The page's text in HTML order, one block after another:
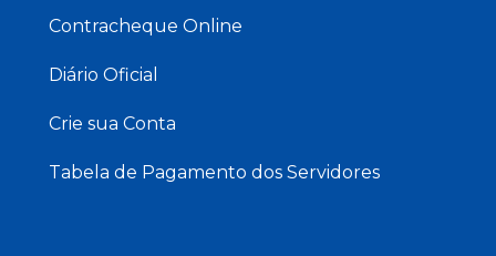
Contracheque Online
Diário Oficial
Crie sua Conta
Tabela de Pagamento dos Servidores